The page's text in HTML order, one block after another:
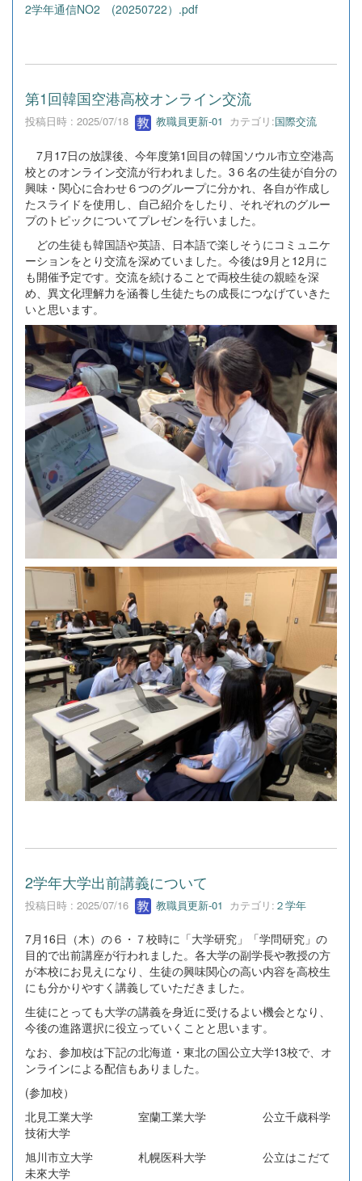
2学年通信NO2 (20250722）.pdf
第1回韓国空港高校オンライン交流
投稿日時 : 2025/07/18 教職員更新-01 カテゴリ:国際交流
7月17日の放課後、今年度第1回目の韓国ソウル市立空港高
校とのオンライン交流が行われました。3６名の生徒が自分の
興味・関心に合わせ６つのグループに分かれ、各自が作成し
たスライドを使用し、自己紹介をしたり、それぞれのグルー
プのトピックについてプレゼンを行いました。
どの生徒も韓国語や英語、日本語で楽しそうにコミュニケ
ーションをとり交流を深めていました。今後は9月と12月に
も開催予定です。交流を続けることで両校生徒の親睦を深
め、異文化理解力を涵養し生徒たちの成長につなげていきた
いと思います。
2学年大学出前講義について
投稿日時 : 2025/07/16 教職員更新-01 カテゴリ: ２学年
7月16日（木）の６・７校時に「大学研究」「学問研究」の
目的で出前講座が行われました。各大学の副学長や教授の方
が本校にお見えになり、生徒の興味関心の高い内容を高校生
にも分かりやすく講義していただきました。
生徒にとっても大学の講義を身近に受けるよい機会となり、
今後の進路選択に役立っていくことと思います。
なお、参加校は下記の北海道・東北の国公立大学13校で、オ
ンラインによる配信もありました。
(参加校）
北見工業大学 室蘭工業大学 公立千歳科学
技術大学
旭川市立大学 札幌医科大学 公立はこだて
未來大学